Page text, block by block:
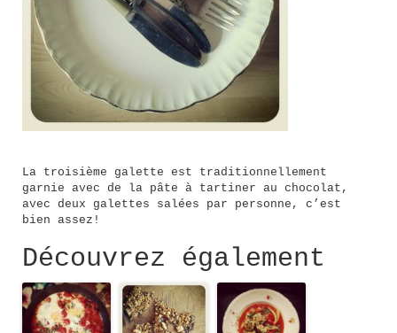
La troisième galette est traditionnellement
garnie avec de la pâte à tartiner au chocolat,
avec deux galettes salées par personne, c’est
bien assez!
Découvrez également